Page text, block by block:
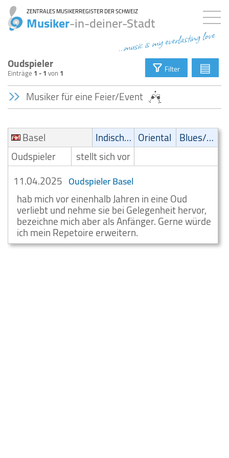
ZENTRALES MUSIKERREGISTER DER SCHWEIZ
Musiker-in-deiner-Stadt
...music is my everlasting love
Oudspieler
Einträge 1 - 1von 1 Filter ▤
Musiker für eine Feier/Event
Basel Indisch/Orientalisch Oriental
Blues/Swing
Oudspieler
stellt sich vor
11.04.2025 Oudspieler Basel
hab mich vor einenhalb Jahren in eine Oud
verliebt und nehme sie bei Gelegenheit hervor,
bezeichne mich aber als Anfänger. Gerne würde
ich mein Repetoire erweitern.